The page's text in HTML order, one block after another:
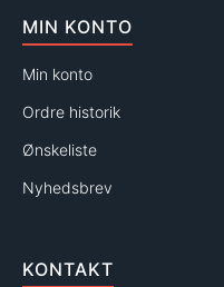
MIN KONTO
Min konto
Ordre historik
Ønskeliste
Nyhedsbrev
KONTAKT